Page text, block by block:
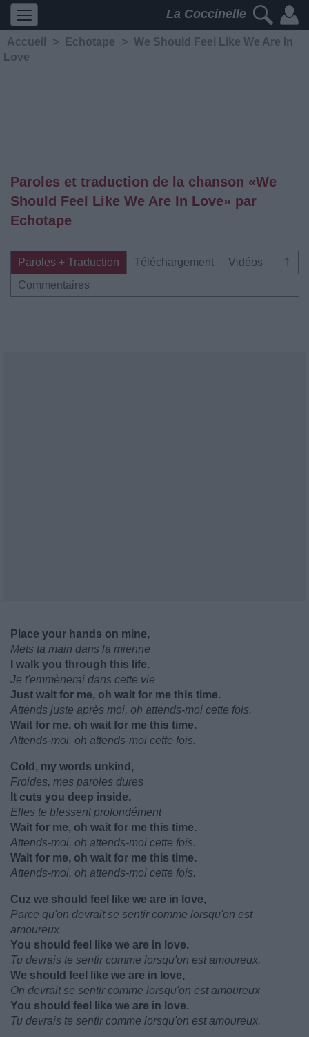
La Coccinelle
Accueil > Echotape > We Should Feel Like We Are In
Love
Paroles et traduction de la chanson «We
Should Feel Like We Are In Love» par
Echotape
⇑
Paroles + Traduction Téléchargement
Vidéos
Commentaires
Place your hands on mine,
Mets ta main dans la mienne
I walk you through this life.
Je t'emmènerai dans cette vie
Just wait for me, oh wait for me this time.
Attends juste après moi, oh attends-moi cette fois.
Wait for me, oh wait for me this time.
Attends-moi, oh attends-moi cette fois.
Cold, my words unkind,
Froides, mes paroles dures
It cuts you deep inside.
Elles te blessent profondément
Wait for me, oh wait for me this time.
Attends-moi, oh attends-moi cette fois.
Wait for me, oh wait for me this time.
Attends-moi, oh attends-moi cette fois.
Cuz we should feel like we are in love,
Parce qu'on devrait se sentir comme lorsqu'on est
amoureux
You should feel like we are in love.
Tu devrais te sentir comme lorsqu'on est amoureux.
We should feel like we are in love,
On devrait se sentir comme lorsqu'on est amoureux
You should feel like we are in love.
Tu devrais te sentir comme lorsqu'on est amoureux.